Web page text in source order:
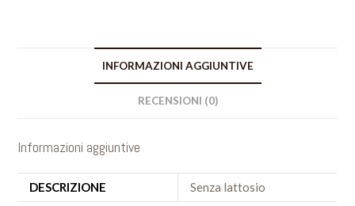
INFORMAZIONI AGGIUNTIVE
RECENSIONI (0)
Informazioni aggiuntive
DESCRIZIONE Senza lattosio